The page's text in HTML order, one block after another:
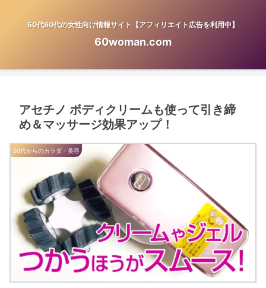
50代60代の女性向け情報サイト【アフィリエイト広告を利用中】
60woman.com
アセチノ ボディクリームも使って引き締
め＆マッサージ効果アップ！
50代からのカラダ・美容